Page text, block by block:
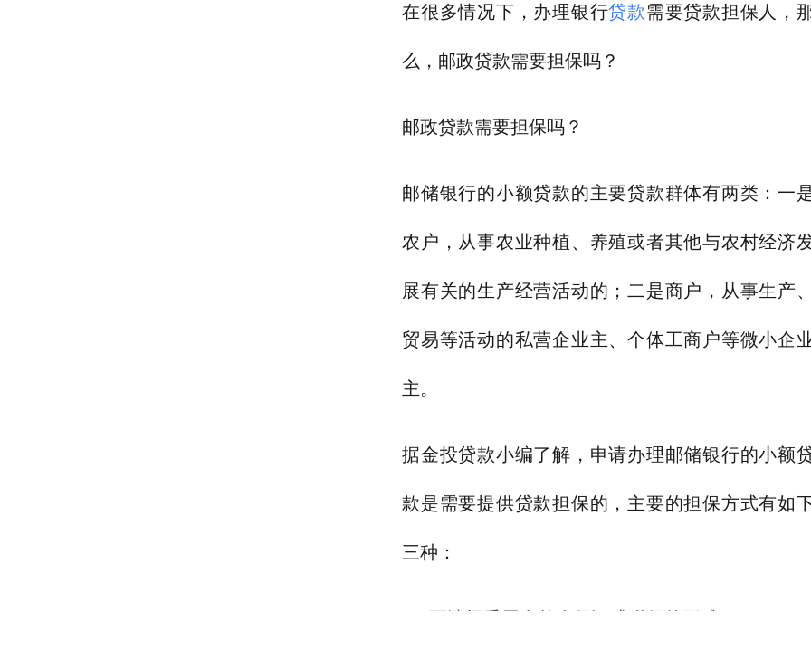
在很多情况下，办理银行贷款需要贷款担保人，
么，邮政贷款需要担保吗？
邮政贷款需要担保吗？
邮储银行的小额贷款的主要贷款群体有两类：一
农户，从事农业种植、养殖或者其他与农村经济
展有关的生产经营活动的；二是商户，从事生产、
贸易等活动的私营企业主、个体工商户等微小企
主。
据金投贷款小编了解，申请办理邮储银行的小额
款是需要提供贷款担保的，主要的担保方式有如
三种：